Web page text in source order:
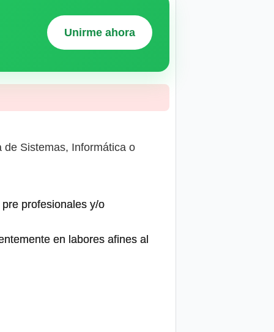
Unirme ahora
Sistemas, Informática o
profesionales y/o
en labores afines al